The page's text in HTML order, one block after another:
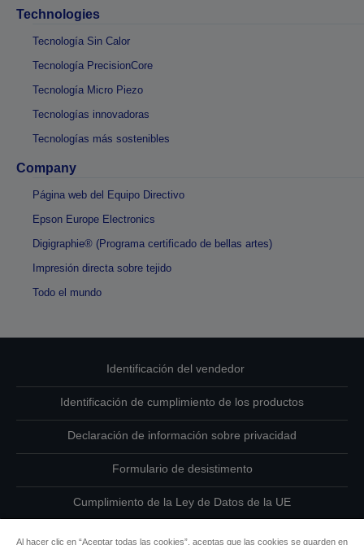
Technologies
Tecnología Sin Calor
Tecnología PrecisionCore
Tecnología Micro Piezo
Tecnologías innovadoras
Tecnologías más sostenibles
Company
Página web del Equipo Directivo
Epson Europe Electronics
Digigraphie® (Programa certificado de bellas artes)
Impresión directa sobre tejido
Todo el mundo
Identificación del vendedor
Identificación de cumplimiento de los productos
Declaración de información sobre privacidad
Formulario de desistimento
Cumplimiento de la Ley de Datos de la UE
Ponte en contacto con nosotros en relación con tus datos
Al hacer clic en “Aceptar todas las cookies”, aceptas que las cookies se guarden en